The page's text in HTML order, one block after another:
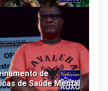
de
de Saúde Mental